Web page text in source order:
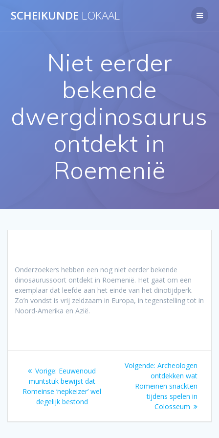
naar
SCHEIKUNDE LOKAAL
Niet eerder
bekende
dwergdinosaurus
ontdekt in
Roemenië
Onderzoekers hebben een nog niet eerder bekende
dinosaurussoort ontdekt in Roemenië. Het gaat om een
exemplaar dat leefde aan het einde van het dinotijdperk.
Zo’n vondst is vrij zeldzaam in Europa, in tegenstelling tot in
Noord-Amerika en Azië.
navigatie
Vorige: Vorig
bericht:
Eeuwenoud
muntstuk bewijst dat
Romeinse ‘nepkeizer’ wel
degelijk bestond
Volgende: Volgend
bericht:
Archeologen
ontdekken wat
Romeinen snackten
tijdens spelen in
Colosseum